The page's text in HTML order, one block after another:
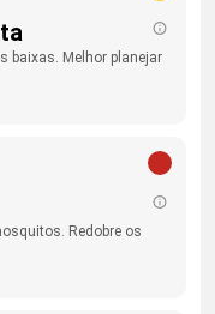
baixas. Melhor planejar
Redobre os